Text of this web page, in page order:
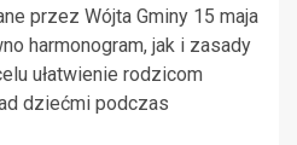
przez Wójta Gminy 15 maja
harmonogram, jak i zasady
ułatwienie rodzicom
dziećmi podczas